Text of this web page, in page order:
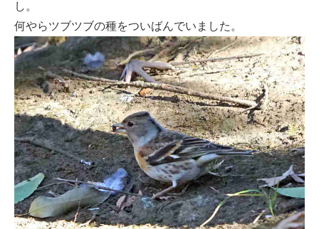
し。
何やらツブツブの種をついばんでいました。